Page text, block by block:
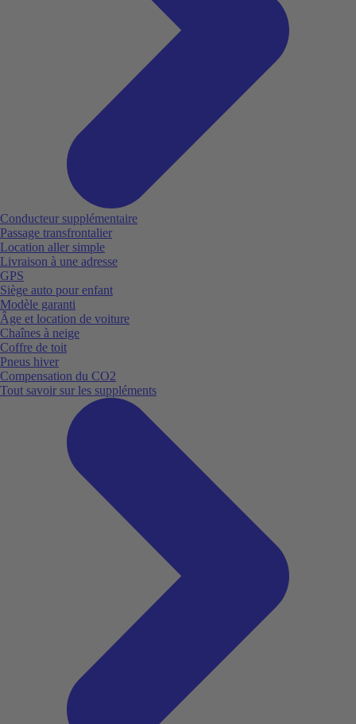
Conducteur supplémentaire
Passage transfrontalier
Location aller simple
Livraison à une adresse
GPS
Siège auto pour enfant
Modèle garanti
Âge et location de voiture
Chaînes à neige
Coffre de toit
Pneus hiver
Compensation du CO2
Tout savoir sur les suppléments